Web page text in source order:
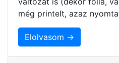
még printelt, azaz
Elolvasom →